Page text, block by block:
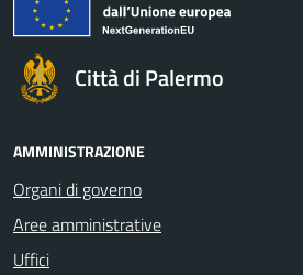
Città di Palermo
AMMINISTRAZIONE
Organi di governo
Aree amministrative
Uffici